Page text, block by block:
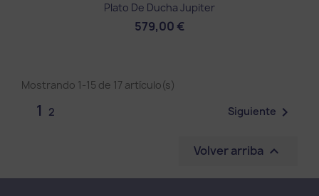
Plato De Ducha Jupiter
579,00 €
Mostrando 1-15 de 17 artículo(s)
1 2 Siguiente 
Volver arriba 